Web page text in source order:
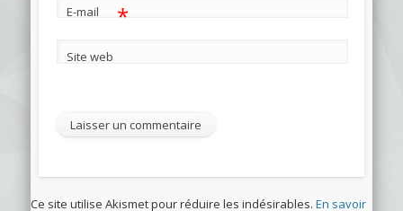
E-mail *
Site web
Ce site utilise Akismet pour réduire les indésirables. En savoir